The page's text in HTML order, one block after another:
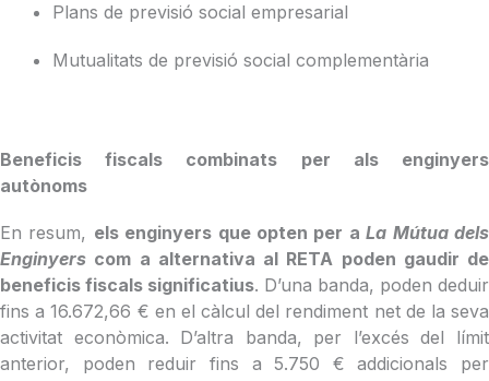
Plans de previsió social empresarial
Mutualitats de previsió social complementària
Beneficis fiscals combinats per als enginyers
autònoms
En resum, els enginyers que opten per aLa Mútua dels
Enginyers com a alternativa al RETA poden gaudir de
beneficis fiscals significatius. D’una banda, poden deduir
fins a 16.672,66 € en el càlcul del rendiment net de la seva
activitat econòmica. D’altra banda, per l’excés del límit
anterior, poden reduir fins a 5.750 € addicionals per